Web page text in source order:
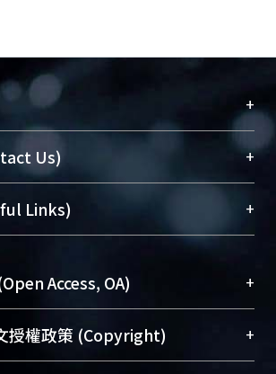
+
尖大學之列，為永久珍藏及向國際
研究成果及學術能量，圖書館整合
）與學術庫（AH）不同功能平
術典藏NTU scholars。期能整合研
流合作、保存學術產出、推廣研究
archive and promote researcher
works, Library integrates the
Repository” with “Academic
Us) +
Library)
館員(Medical Library)
(Social
Links) +
Access, OA) +
用者角度提升資訊取用性的社會運
研究上是透過將研究著作公開供使
授權政策 (Copyright) +